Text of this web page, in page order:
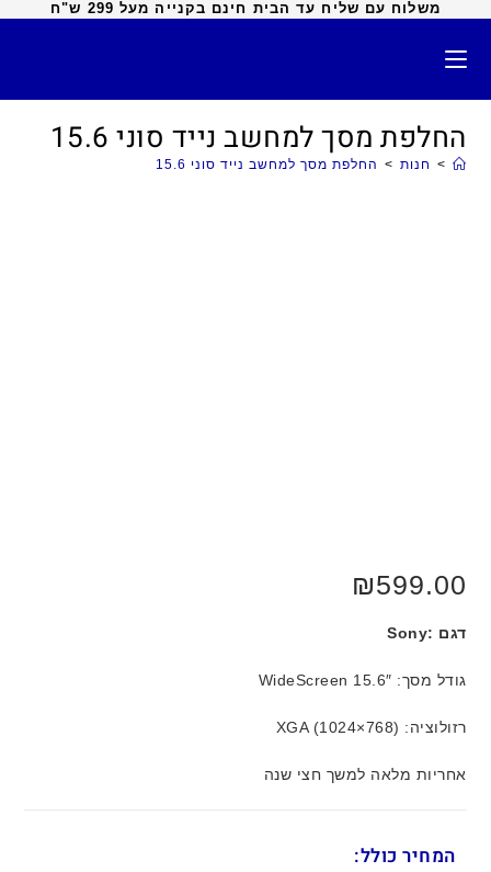
משלוח עם שליח עד הבית חינם בקנייה מעל 299 ש"ח
החלפת מסך למחשב נייד סוני 15.6
> חנות > החלפת מסך למחשב נייד סוני 15.6
₪599.00
דגם :Sony
גודל מסך: 15.6″ WideScreen
רזולוציה: XGA (1024×768)
אחריות מלאה למשך חצי שנה
המחיר כולל: